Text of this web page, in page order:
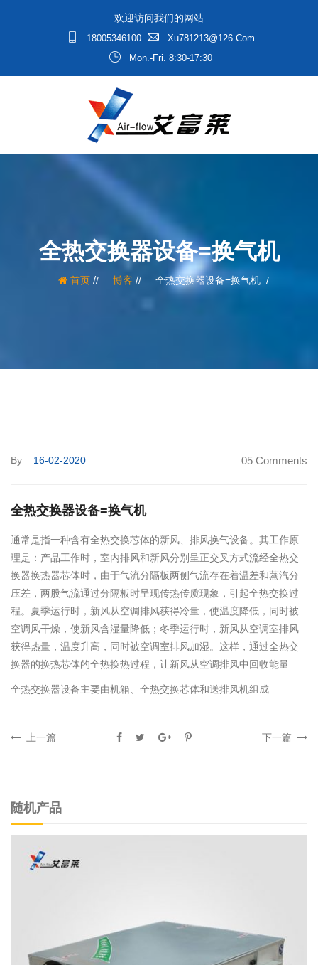
欢迎访问我们的网站
18005346100
Xu781213@126.com
Mon.-Fri. 8:30-17:30
全热交换器设备=换气机
首页/ 博客 / 全热交换器设备=换气机
By 16-02-2020 05 Comments
全热交换器设备=换气机
通常是指一种含有全热交换芯体的新风、排风换气设备。其工作原
理是：产品工作时，室内排风和新风分别呈正交叉方式流经全热交
换器换热器芯体时，由于气流分隔板两侧气流存在着温差和蒸汽分
压差，两股气流通过分隔板时呈现传热传质现象，引起全热交换过
程。夏季运行时，新风从空调排风获得冷量，使温度降低，同时被
空调风干燥，使新风含湿量降低；冬季运行时，新风从空调室排风
获得热量，温度升高，同时被空调室排风加湿。这样，通过全热交
换器的换热芯体的全热换热过程，让新风从空调排风中回收能量
全热交换器设备主要由机箱、全热交换芯体和送排风机组成
上一篇 下一篇
随机产品